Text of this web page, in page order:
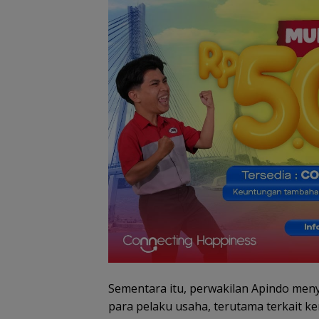
Sementara itu, perwakilan Apindo
para pelaku usaha, terutama terkait
Rekrutmen Calon
Anggota Polri di
Lingga, Uang
ASPEK Desak
PKH Tinjau
Hutan di